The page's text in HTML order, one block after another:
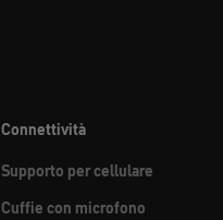
Connettività
Supporto per cellulare
Cuffie con microfono